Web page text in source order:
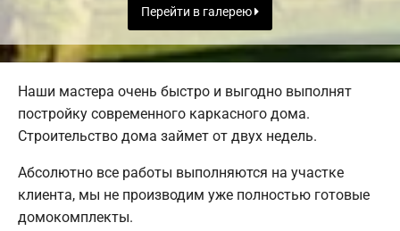
Перейти в галерею
Наши мастера очень быстро и выгодно выполнят
постройку современного каркасного дома.
Строительство дома займет от двух недель.
Абсолютно все работы выполняются на участке
клиента, мы не производим уже полностью готовые
домокомплекты.